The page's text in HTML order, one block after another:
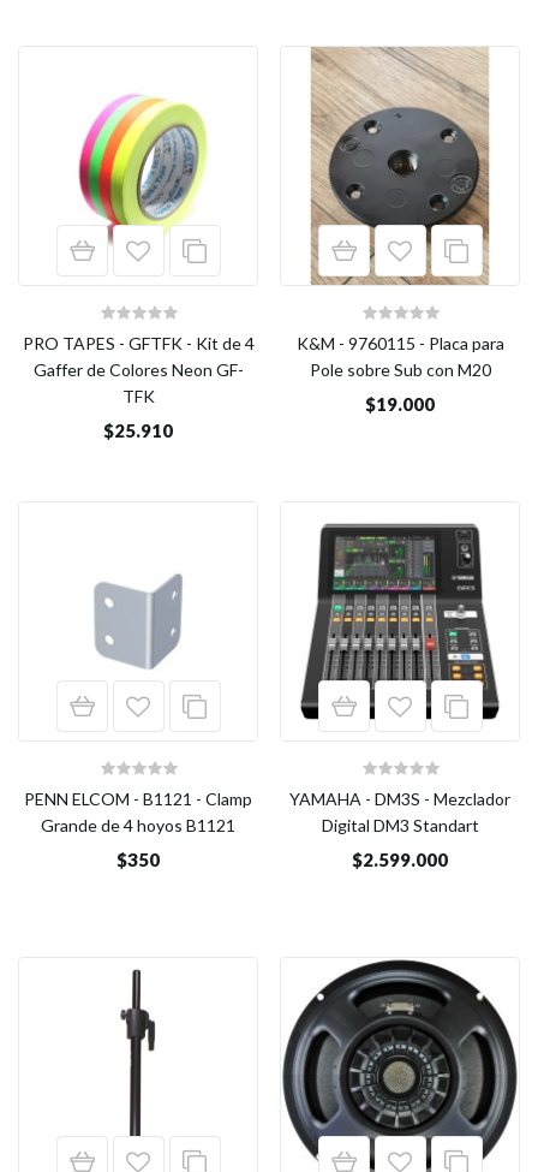
PRO TAPES - GFTFK - Kit de 4
Gaffer de Colores Neon GF-
TFK
$25.910
K&M - 9760115 - Placa para
Pole sobre Sub con M20
$19.000
PENN ELCOM - B1121 - Clamp
Grande de 4 hoyos B1121
$350
YAMAHA - DM3S - Mezclador
Digital DM3 Standart
$2.599.000